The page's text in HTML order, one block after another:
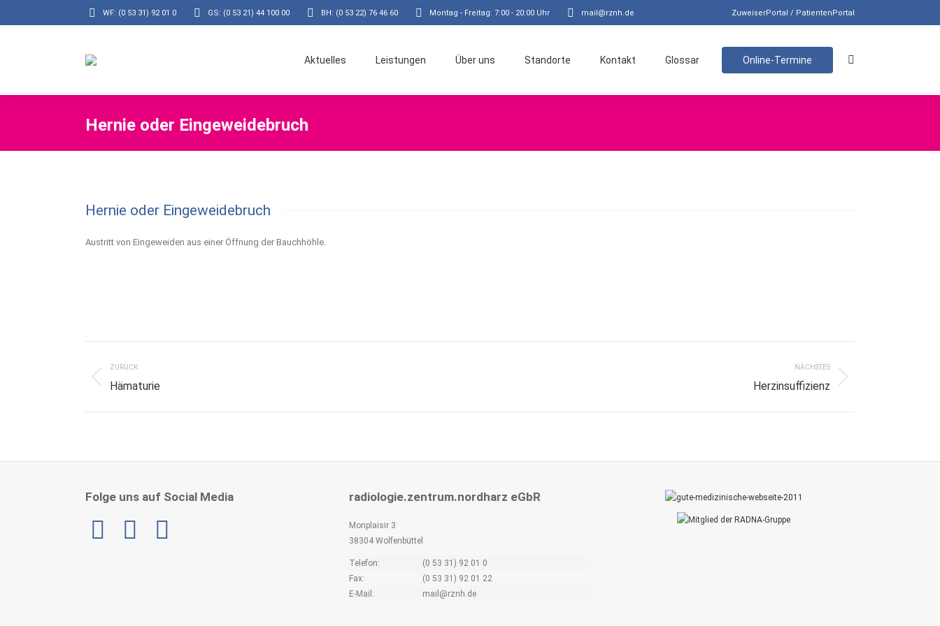
WF: (0 53 31) 92 01 0 GS: (0 53 21) 44 100 00 BH: (0 53 22) 76 46 60 Montag - Freitag: 7:00 - 20:00 Uhr mail@rznh.de ZuweiserPortal / PatientenPortal
Aktuelles Leistungen Über uns Standorte Kontakt Glossar Online-Termine Search:
Hernie oder Eingeweidebruch
Hernie oder Eingeweidebruch
Austritt von Eingeweiden aus einer Öffnung der Bauchhöhle.
navigation
ZURÜCK
Previous
Hämaturie
NÄCHSTES
Herzinsuffizienz
Folge uns auf Social Media
Linkedin
radiologie.zentrum.nordharz eGbR
Monplaisir 3
38304 Wolfenbüttel
Telefon:
(0 53 31) 92 01 0
Fax:
(0 53 31) 92 01 22
E-Mail:
mail@rznh.de